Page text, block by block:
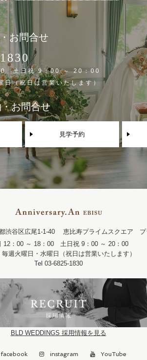
お問合せ
土日祝 9：00 ～ 20：00
（祝日は営業いたします）
お問合せ
見学予約
渋谷区広尾1-1-40
恵比寿プライムスクエア プ
12：00 ～ 18：00 土日祝 9：00 ～ 20：00
毎週火曜日・水曜日（祝日は営業いたします）
Tel 03-6825-1830
BLD WEDDINGS 採用情報を見る
instagram YouTube